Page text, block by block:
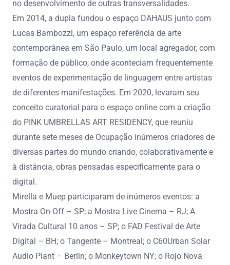
no desenvolvimento de outras transversalidades.
Em 2014, a dupla fundou o espaço DAHAUS junto com
Lucas Bambozzi, um espaço referência de arte
contemporânea em São Paulo, um local agregador, com
formação de público, onde aconteciam frequentemente
eventos de experimentação de linguagem entre artistas
de diferentes manifestações. Em 2020, levaram seu
conceito curatorial para o espaço online com a criação
do PINK UMBRELLAS ART RESIDENCY, que reuniu
durante sete meses de Ocupação inúmeros criadores de
diversas partes do mundo criando, colaborativamente e
à distância, obras pensadas especificamente para o
digital.
Mirella e Muep participaram de inúmeros eventos: a
Mostra On-Off – SP; a Mostra Live Cinema – RJ; A
Virada Cultural 10 anos – SP; o FAD Festival de Arte
Digital – BH; o Tangente – Montreal; o C60Urban Solar
Audio Plant – Berlin; o Monkeytown NY; o Rojo Nova